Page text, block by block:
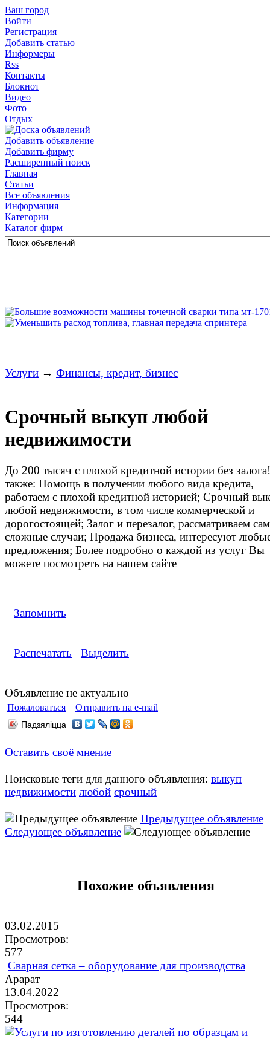
Ваш город
Войти
Регистрация
Добавить статью
Информеры
Rss
Контакты
Блокнот
Видео
Фото
Отдых
Добавить объявление
Добавить фирму
Расширенный поиск
Главная
Статьи
Все объявления
Информация
Категории
Каталог фирм
Услуги → Финансы, кредит, бизнес
Срочный выкуп любой
недвижимости
До 200 тысяч с плохой кредитной истории без
также: Помощь в получении любого вида кредита,
работаем с плохой кредитной историей; Срочный
любой недвижимости, в том числе коммерческой и
дорогостоящей; Залог и перезалог, рассматриваем
сложные случаи; Продажа бизнеса, интересуют
предложения; Более подробно о каждой из услуг Вы
можете посмотреть на нашем сайте
Запомнить
Распечатать Выделить
Объявление не актуально
Пожаловаться Отправить на e-mail
Падзяліцца
Оставить своё мнение
Поисковые теги для данного объявления: выкуп
недвижимости любой срочный
Предыдущее объявление
Следующее объявление
Похожие объявления
03.02.2015
Просмотров:
577
Сварная сетка – оборудование для производства
Арарат
13.04.2022
Просмотров:
544